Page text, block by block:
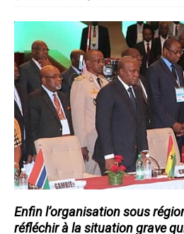
Enfin l’organisation sous
réfléchir à la situation grave